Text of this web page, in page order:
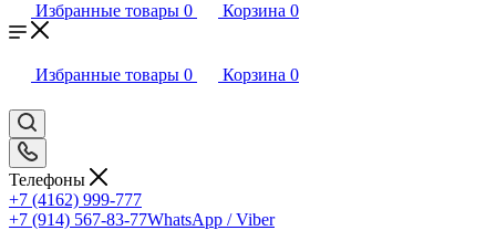
Избранные товары 0 Корзина 0
Избранные товары 0 Корзина 0
Телефоны
+7 (4162) 999-777
+7 (914) 567-83-77WhatsApp / Viber